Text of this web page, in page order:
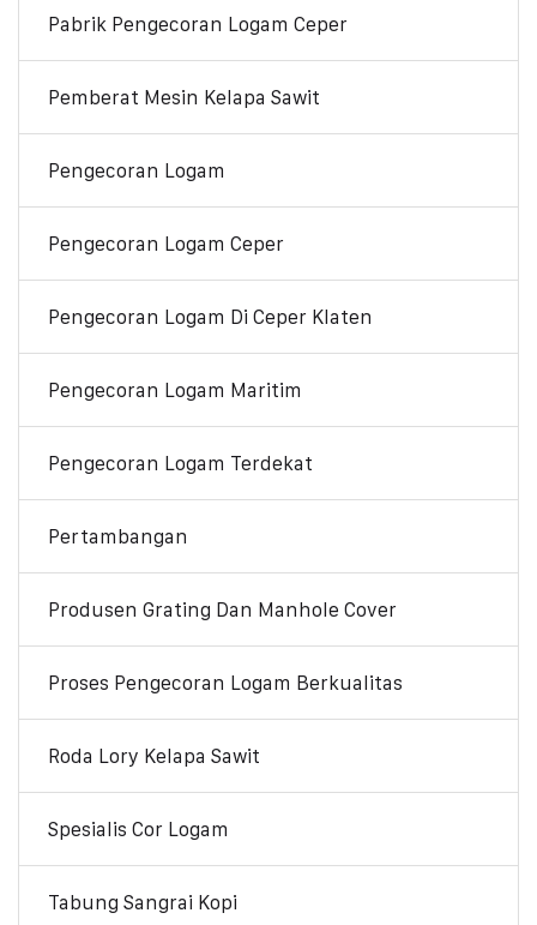
Pabrik Pengecoran Logam Ceper
Pemberat Mesin Kelapa Sawit
Pengecoran Logam
Pengecoran Logam Ceper
Pengecoran Logam Di Ceper Klaten
Pengecoran Logam Maritim
Pengecoran Logam Terdekat
Pertambangan
Produsen Grating Dan Manhole Cover
Proses Pengecoran Logam Berkualitas
Roda Lory Kelapa Sawit
Spesialis Cor Logam
Tabung Sangrai Kopi